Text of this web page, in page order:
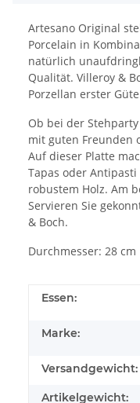
Artesano Original
Porcelain in
natürlich
Qualität. Villeroy &
Porzellan erster
Ob bei der
mit guten Freunden
Auf dieser Platte
Tapas oder
robustem Holz. Am
Servieren Sie
& Boch.
Durchmesser: 28 cm
Essen:
Marke:
Versandgewicht:
Artikelgewicht: